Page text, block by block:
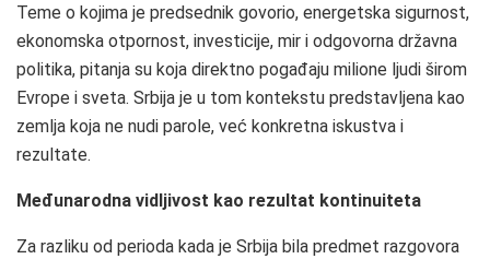
Teme o kojima je predsednik govorio, energetska sigurnost,
ekonomska otpornost, investicije, mir i odgovorna državna
politika, pitanja su koja direktno pogađaju milione ljudi širom
Evrope i sveta. Srbija je u tom kontekstu predstavljena kao
zemlja koja ne nudi parole, već konkretna iskustva i
rezultate.
Međunarodna vidljivost kao rezultat kontinuiteta
Za razliku od perioda kada je Srbija bila predmet razgovora